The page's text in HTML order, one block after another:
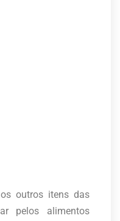
outros itens das
pelos alimentos